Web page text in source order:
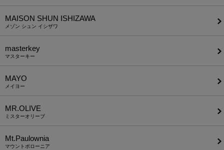
MAISON SHUN ISHIZAWA
メゾン シュン イシザワ
masterkey
マスターキー
MAYO
メイヨー
MR.OLIVE
ミスターオリーブ
Mt.Paulownia
マウントポローニア